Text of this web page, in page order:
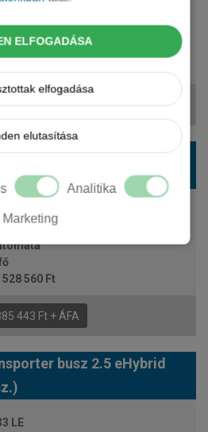
ELFOGADÁSA
elfogadása
elutasítása
Analitika
Marketing
LE
in hybrid
528 560 Ft
443 Ft + ÁFA
busz 2.5 eHybrid
LE